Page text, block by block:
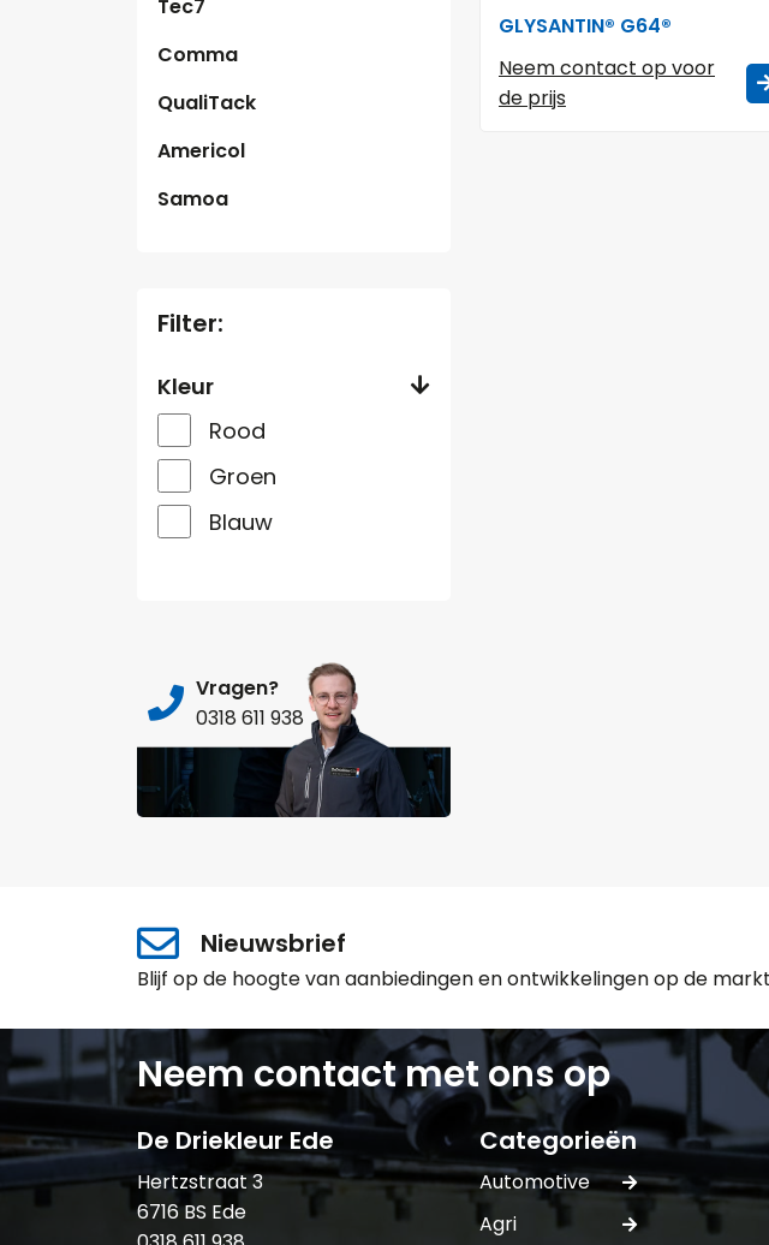
Tec7
Comma
QualiTack
Americol
Samoa
Filter:
Kleur
Rood
Groen
Blauw
Vragen?
0318 611 938
GLYSANTIN® G64®
Neem contact op voor
de prijs
Nieuwsbrief
Blijf op de hoogte van aanbiedingen en ontwikkelingen op de markt
Neem contact met ons op
De Driekleur Ede
Hertzstraat 3
6716 BS Ede
Categorieën
Automotive
Agri